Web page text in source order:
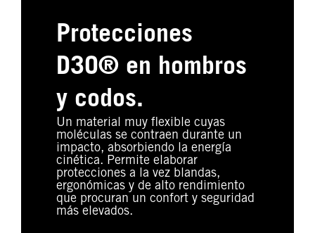
Protecciones
D3O® en hombros
y codos.
Un material muy flexible cuyas
moléculas se contraen durante un
impacto, absorbiendo la energía
cinética. Permite elaborar
protecciones a la vez blandas,
ergonómicas y de alto rendimiento
que procuran un confort y seguridad
más elevados.